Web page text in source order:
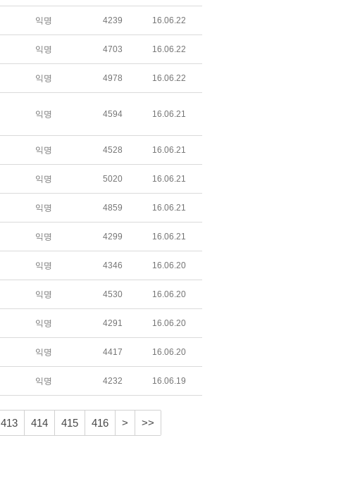
익명 4239 16.06.22
익명 4703 16.06.22
익명 4978 16.06.22
익명 4594 16.06.21
익명 4528 16.06.21
익명 5020 16.06.21
익명 4859 16.06.21
익명 4299 16.06.21
익명 4346 16.06.20
익명 4530 16.06.20
익명 4291 16.06.20
익명 4417 16.06.20
익명 4232 16.06.19
413 414 415 416 > >>